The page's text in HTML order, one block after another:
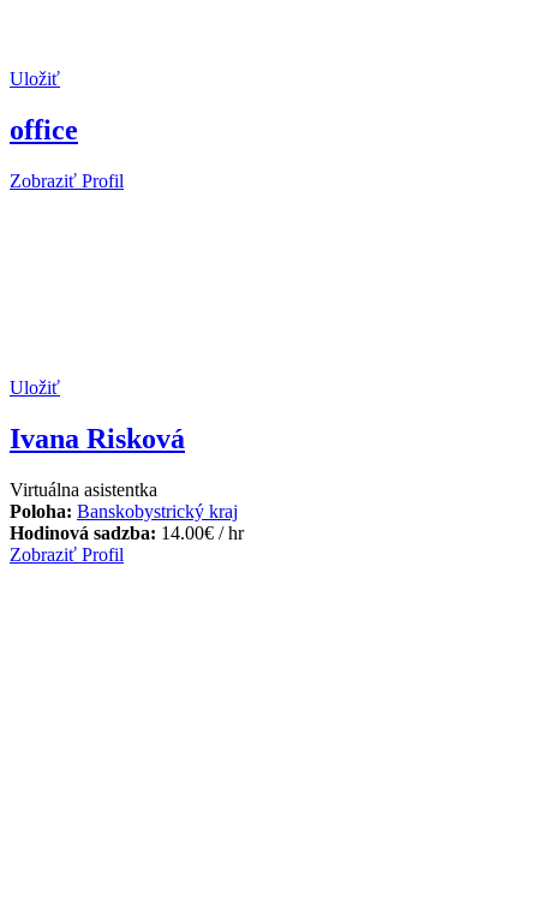
Uložiť
office
Zobraziť Profil
Uložiť
Ivana Risková
Virtuálna asistentka
Poloha: Banskobystrický kraj
Hodinová sadzba: 14.00€ / hr
Zobraziť Profil